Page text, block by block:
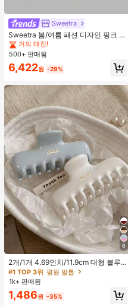
Sweetra
Sweetra 봄/여름 패션 디자인 핑크 스
트라이프 브라운 폴카 도트 스파게티
스트랩 2 In 1 스위트 걸리시 비치 로
맨틱 휴가 스타일 여성용 캐미 탱크 탑
#4 TOP 3위
에서 쁘띠 스타일 여성 상의, 블라우스 & 티
거의 매진!
#4 TOP 3위
에서 쁘띠 스타일 여성 상의, 블라우스 & 티
거의 매진!
#4 TOP 3위
에서 쁘띠 스타일 여성 상의, 블라우스 & 티
거의 매진!
#4 TOP 3위
거의 매진!
500+ 판매됨
6,422원 -29%
6
2개/1개 4.69인치/11.9cm 대형 블루
& 화이트 1피스 플라스틱 헤어 클로
클립, 데일리 웨어, 캐주얼, 파티, 출퇴
근, 휴가, 헤어스타일링, 메이크업, 의
상 매칭 비치 헤어 클립 바캉스 헤어
클러치에 적합한 세련되고 다재다능
#1 TOP 3위 평원 발톱
1k+ 판매됨
1,486원 -35%